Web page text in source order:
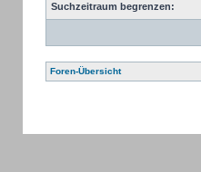
Suchzeitraum begrenzen:
Foren-Übersicht